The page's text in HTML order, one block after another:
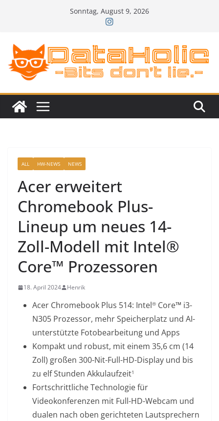
Sonntag, August 9, 2026
ALL HW-NEWS NEWS
Acer erweitert
Chromebook Plus-
Lineup um neues 14-
Zoll-Modell mit Intel®
Core™ Prozessoren
18. April 2024 Henrik
Acer Chromebook Plus 514: Intel® Core™ i3-
N305 Prozessor, mehr Speicherplatz und AI-
unterstützte Fotobearbeitung und Apps
Kompakt und robust, mit einem 35,6 cm (14
Zoll) großen 300-Nit-Full-HD-Display und bis
zu elf Stunden Akkulaufzeit1
Fortschrittliche Technologie für
Videokonferenzen mit Full-HD-Webcam und
dualen nach oben gerichteten Lautsprechern